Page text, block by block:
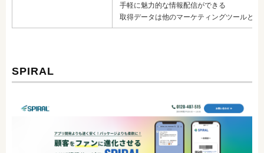
手軽に魅力的な情報配信ができる
取得データは他のマーケティングツールと連
SPIRAL